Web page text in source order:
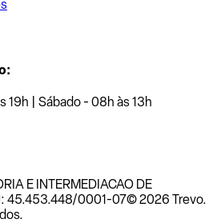
19h | Sábado - 08h às 13h
E INTERMEDIACAO DE
45.453.448/0001-07© 2026 Trevo.